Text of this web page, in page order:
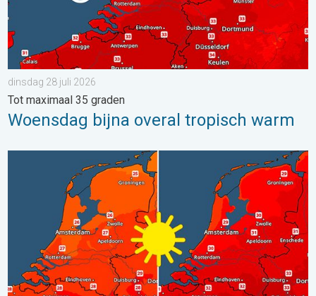
dinsdag 28 juli 2026
Tot maximaal 35 graden
Woensdag bijna overal tropisch warm
Volop zon en zomerse warmte. Weekendweer. . . donderdag